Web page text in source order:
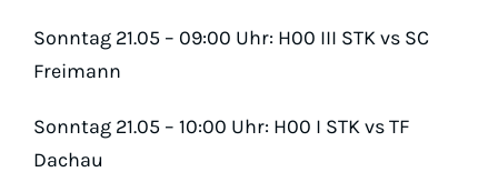
Sonntag 21.05 – 09:00 Uhr: H00 III STK vs SC
Freimann
Sonntag 21.05 – 10:00 Uhr: H00 I STK vs TF
Dachau